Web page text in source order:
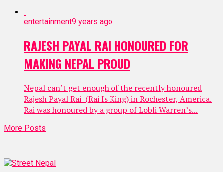
entertainment9 years ago
RAJESH PAYAL RAI HONOURED FOR
MAKING NEPAL PROUD
Nepal can’t get enough of the recently honoured
Rajesh Payal Rai (Rai Is King) in Rochester, America.
Rai was honoured by a group of Lobli Warren’s...
More Posts